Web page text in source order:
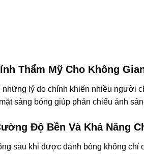
Thẩm Mỹ Cho Không
những lý do chính khiến nhiều người
sáng bóng giúp phản chiếu ánh
Độ Bền Và Khả Năng
sau khi được đánh bóng không chỉ